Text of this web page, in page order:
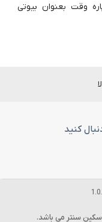
وقت بعنوان بیوتی
کنید